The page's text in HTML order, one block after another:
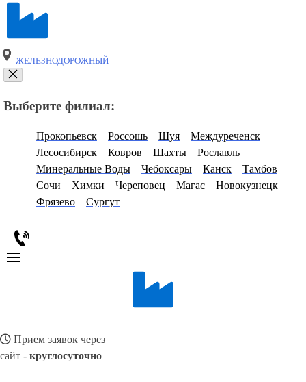
ЖЕЛЕЗНОДОРОЖНЫЙ
Выберите филиал:
Прокопьевск Россошь Шуя
Междуреченск
Лесосибирск
Ковров Шахты
Рославль
Минеральные Воды
Чебоксары Канск
Тамбов
Сочи
Химки Череповец Магас
Новокузнецк
Фрязево
Сургут
Прием заявок через
сайт - круглосуточно